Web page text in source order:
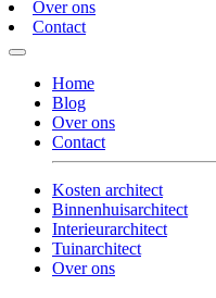
Over ons
Contact
Home
Blog
Over ons
Contact
Kosten architect
Binnenhuisarchitect
Interieurarchitect
Tuinarchitect
Over ons